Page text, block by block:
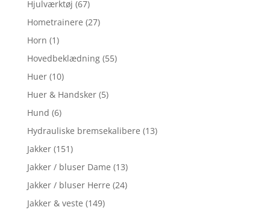
Hjulværktøj (67)
Hometrainere (27)
Horn (1)
Hovedbeklædning (55)
Huer (10)
Huer & Handsker (5)
Hund (6)
Hydrauliske bremsekalibere (13)
Jakker (151)
Jakker / bluser Dame (13)
Jakker / bluser Herre (24)
Jakker & veste (149)